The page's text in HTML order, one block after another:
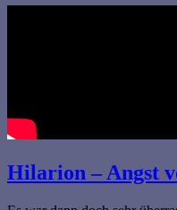
Hilarion – Angst